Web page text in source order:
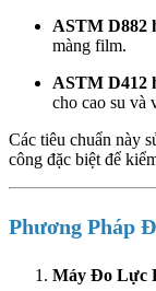
ASTM D882
màng film.
ASTM D412
cho cao su và
Các tiêu chuẩn này
công đặc biệt để
Phương Pháp
Máy Đo Lực